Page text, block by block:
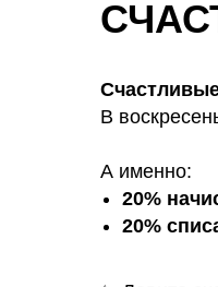
В
А именно:
20%
20%